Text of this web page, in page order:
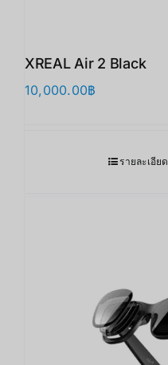
XREAL Air 2 Black
10,000.00฿
รายละเอียด